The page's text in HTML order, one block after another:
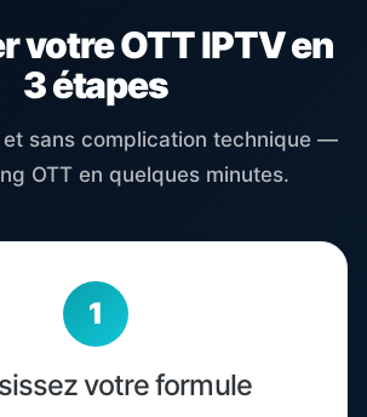
votre OTT IPTV en
3 étapes
et sans complication technique —
OTT en quelques minutes.
votre formule